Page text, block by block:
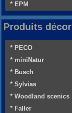
* EPM
Produits décor
* PECO
* miniNatur
* Busch
* Sylvias
* Woodland scenics
* Faller